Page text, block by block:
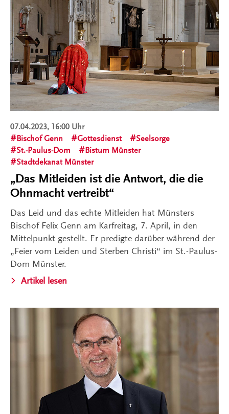
07.04.2023, 16:00 Uhr
Bischof Genn
Gottesdienst
Seelsorge
St.-Paulus-Dom
Bistum Münster
Stadtdekanat Münster
„Das Mitleiden ist die Antwort, die die
Ohnmacht vertreibt“
Das Leid und das echte Mitleiden hat Münsters
Bischof Felix Genn am Karfreitag, 7. April, in den
Mittelpunkt gestellt. Er predigte darüber während der
„Feier vom Leiden und Sterben Christi“ im St.-Paulus-
Dom Münster.
Artikel lesen